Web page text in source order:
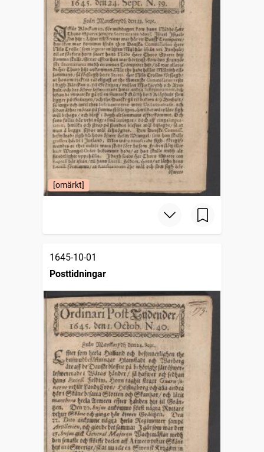
[omärkt]
1645-10-01
Posttidningar